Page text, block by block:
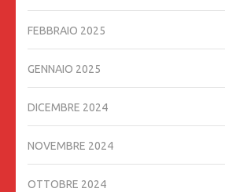
FEBBRAIO 2025
GENNAIO 2025
DICEMBRE 2024
NOVEMBRE 2024
OTTOBRE 2024